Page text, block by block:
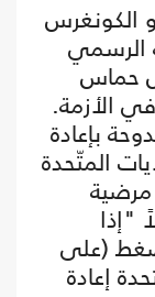
الكونغرس
الرسمي
حماس
الأزمة.
بإعادة
المتّحدة
مرضية
"إذا
(على
إعادة